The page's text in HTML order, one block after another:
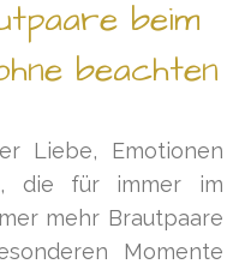
beim
beachten
Liebe, Emotionen
die für immer im
mehr Brautpaare
Momente